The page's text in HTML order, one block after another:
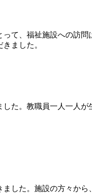
て、福祉施設への訪問
ました。
た。教職員一人一人
した。施設の方々から